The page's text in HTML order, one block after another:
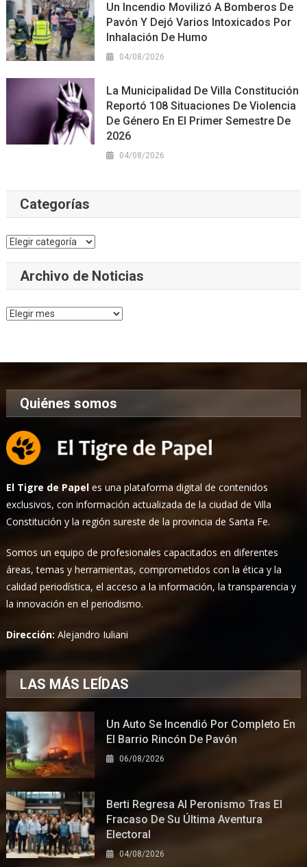
Un Incendio Movilizó A Bomberos De
Pavón Y Dejó Varios Intoxicados Por
Inhalación De Humo
04/08/2026
La Municipalidad De Villa Constitución
Reportó 108 Situaciones De Violencia
De Género En El Primer Semestre De
2026
04/08/2026
Categorías
Categorías
Archivo de Noticias
Archivo
Quiénes somos
El Tigre de Papel es una plataforma digital de contenidos
exclusivos, con información actualizada de la ciudad de Villa
Constitución y la región sureste de la provincia de Santa Fe.
Somos un equipo de profesionales capacitados en diferentes
áreas, temas y herramientas, comprometidos con la ética y la
calidad periodística, el acceso a la información, la transparencia y
la innovación en el periodismo.
Dirección:Alejandro Iuliani
LAS MÁS LEÍDAS
Un Auto Se Incendió Por Completo En
El Barrio Rincón De Pavón
06/08/2026
Berti Regresa Al Peronismo Tras El
Fracaso De Su Última Aventura
Electoral
04/08/2026